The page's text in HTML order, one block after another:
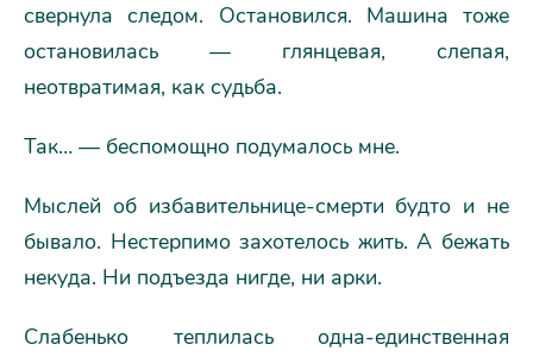
свернула следом. Остановился. Машина тоже
остановилась — глянцевая, слепая,
неотвратимая, как судьба.
Так… — беспомощно подумалось мне.
Мыслей об избавительнице-смерти будто и не
бывало. Нестерпимо захотелось жить. А бежать
некуда. Ни подъезда нигде, ни арки.
Слабенько теплилась одна-единственная